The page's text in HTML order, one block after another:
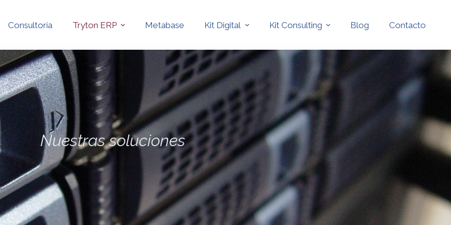
Consultoría Tryton ERP Metabase Kit Digital Kit Consulting Blog Contacto
Nuestras soluciones